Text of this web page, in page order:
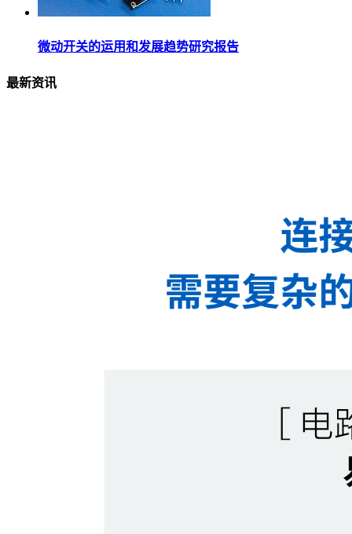
微动开关的运用和发展趋势研究报告
最新资讯